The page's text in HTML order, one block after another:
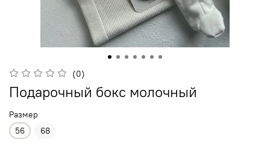
(0)
Подарочный бокс молочный
Размер
56
68